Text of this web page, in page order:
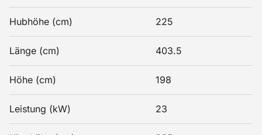
Hubhöhe (cm) 225
Länge (cm) 403.5
Höhe (cm) 198
Leistung (kW) 23